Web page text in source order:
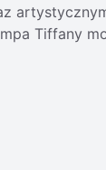
Tiffany